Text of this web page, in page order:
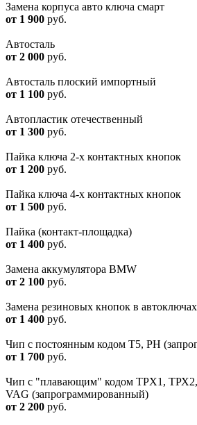
Замена корпуса авто ключа смарт
от 1 900 руб.
Автосталь
от 2 000 руб.
Автосталь плоский импортный
от 1 100 руб.
Автопластик отечественный
от 1 300 руб.
Пайка ключа 2-х контактных кнопок
от 1 200 руб.
Пайка ключа 4-х контактных кнопок
от 1 500 руб.
Пайка (контакт-площадка)
от 1 400 руб.
Замена аккумулятора BMW
от 2 100 руб.
Замена резиновых кнопок в
от 1 400 руб.
Чип с постоянным кодом T5, PH
от 1 700 руб.
Чип с "плавающим" кодом TPX1,
VAG (запрограммированный)
от 2 200 руб.